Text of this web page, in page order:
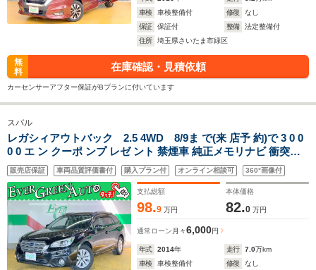
車検
車検整備付 修復
なし
保証
保証付 整備
法定整備付
住所
埼玉県さいたま市緑区
無
料
在庫確認・見積依頼
カーセンサーアフター保証がBプランに付いています
スバル
レガシィアウトバック 2.5 4WD 8/9ま で(来 店予 約)で 3 0 0
0 0 エ ン クーポ ンプ レゼ ント 禁煙車 純正メモリナビ 衝突軽
減ブレーキ バックカメラ Bluetooth 車線逸脱警報 アクセスキ
ー プッシュスタート パワーシート
販売店保証 車両品質評価書付 購入プラン付 オンライン相談可 360°画像付
支払総額
98.9 万円
本体価格
82.0 万円
通常ローン 月々6,000円
年式 2014年 走行 7.0万km
車検
車検整備付 修復
なし